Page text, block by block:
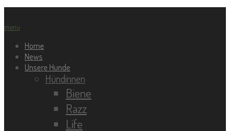
menu
Home
News
Unsere Hunde
Hündinnen
Biene
Razz
Life